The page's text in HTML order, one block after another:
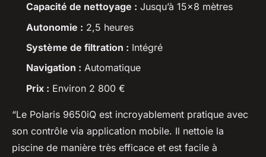
Capacité de nettoyage : Jusqu’à 15×8 mètres
Autonomie : 2,5 heures
Système de filtration : Intégré
Navigation : Automatique
Prix : Environ 2 800 €
“Le Polaris 9650iQ est incroyablement pratique avec
son contrôle via application mobile. Il nettoie la
piscine de manière très efficace et est facile à